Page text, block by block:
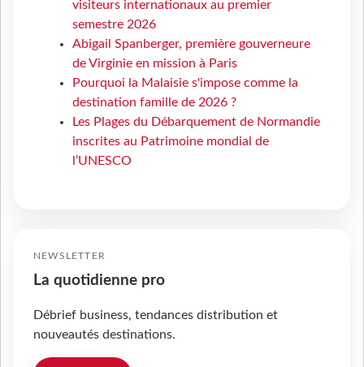
visiteurs internationaux au premier
semestre 2026
Abigail Spanberger, première gouverneure
de Virginie en mission à Paris
Pourquoi la Malaisie s'impose comme la
destination famille de 2026 ?
Les Plages du Débarquement de Normandie
inscrites au Patrimoine mondial de
l’UNESCO
NEWSLETTER
La quotidienne pro
Débrief business, tendances distribution et
nouveautés destinations.